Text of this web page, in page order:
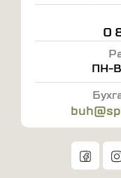
0
ПН-